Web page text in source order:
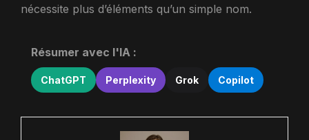
nécessite plus d’éléments qu’un simple nom.
Résumer avec l'IA :
ChatGPT Perplexity Grok Copilot